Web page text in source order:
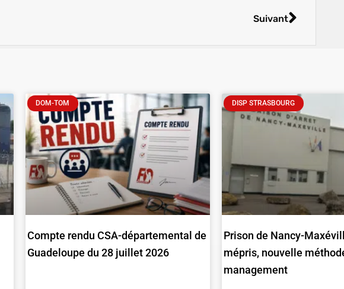
Suivant
DOM-TOM
Compte rendu CSA-départemental de
Guadeloupe du 28 juillet 2026
DISP STRASBOURG
Prison de Nancy-
mépris, nouvelle
management